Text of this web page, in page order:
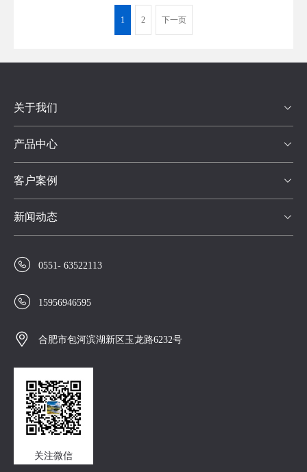
1 2 下一页
关于我们 
产品中心 
客户案例 
新闻动态 
 0551- 63522113
 15956946595
 合肥市包河滨湖新区玉龙路6232号
关注微信